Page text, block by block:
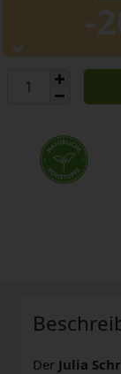
Der Julia